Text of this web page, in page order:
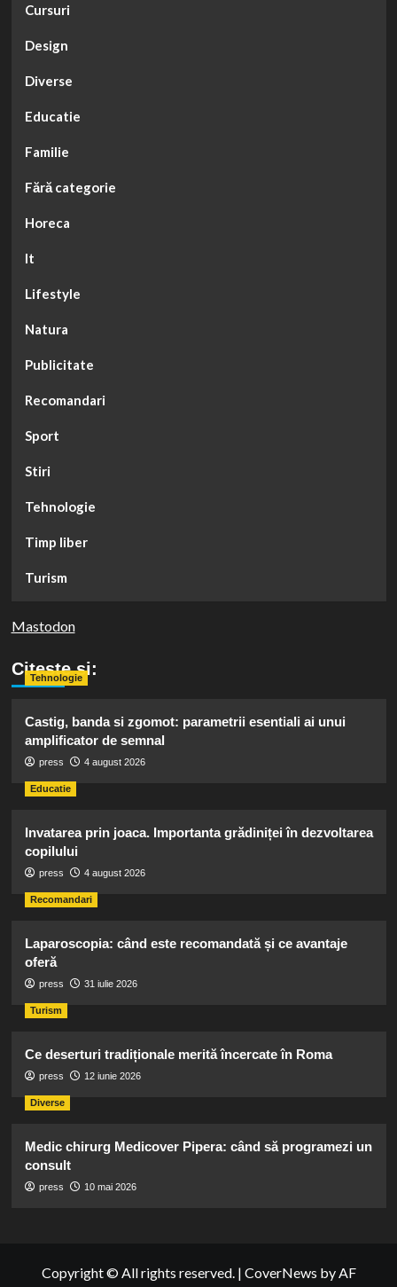
Cursuri
Design
Diverse
Educatie
Familie
Fără categorie
Horeca
It
Lifestyle
Natura
Publicitate
Recomandari
Sport
Stiri
Tehnologie
Timp liber
Turism
Mastodon
Citeste si:
Tehnologie
Castig, banda si zgomot: parametrii esentiali ai unui
amplificator de semnal
press 4 august 2026
Educatie
Invatarea prin joaca. Importanta grădiniței în dezvoltarea
copilului
press 4 august 2026
Recomandari
Laparoscopia: când este recomandată și ce avantaje
oferă
press 31 iulie 2026
Turism
Ce deserturi tradiționale merită încercate în Roma
press 12 iunie 2026
Diverse
Medic chirurg Medicover Pipera: când să programezi un
consult
press 10 mai 2026
Copyright © All rights reserved. | CoverNews by AF